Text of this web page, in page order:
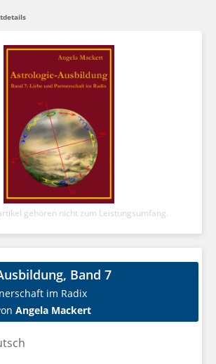
gehören nicht zum Leistungsumfang.
Band 7
im Radix
Angela Mackert